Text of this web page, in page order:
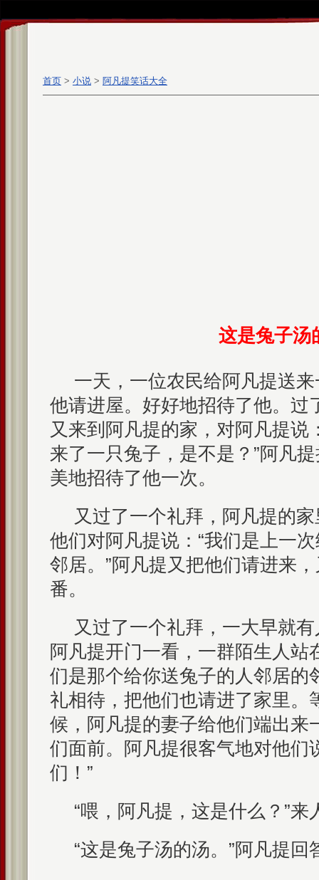
首页 > 小说 > 阿凡提笑话大全
这是兔子汤
一天，一位农民给阿凡提送
他请进屋。好好地招待了他。过
又来到阿凡提的家，对阿凡提说
来了一只兔子，是不是？”阿凡
美地招待了他一次。
又过了一个礼拜，阿凡提的
他们对阿凡提说：“我们是上一
邻居。”阿凡提又把他们请进来
番。
又过了一个礼拜，一大早就
阿凡提开门一看，一群陌生人站
们是那个给你送兔子的人邻居的
礼相待，把他们也请进了家里。
候，阿凡提的妻子给他们端出来
们面前。阿凡提很客气地对他们
们！”
“喂，阿凡提，这是什么？”来
“这是兔子汤的汤。”阿凡提回